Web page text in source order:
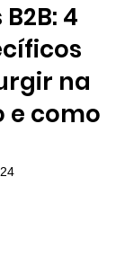
4
na
e como